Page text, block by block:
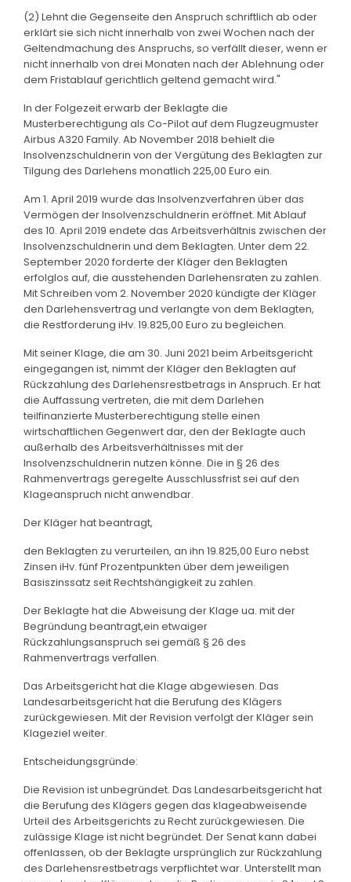
(2) Lehnt die Gegenseite den Anspruch schriftlich ab oder
erklärt sie sich nicht innerhalb von zwei Wochen nach der
Geltendmachung des Anspruchs, so verfällt dieser, wenn er
nicht innerhalb von drei Monaten nach der Ablehnung oder
dem Fristablauf gerichtlich geltend gemacht wird."
In der Folgezeit erwarb der Beklagte die
Musterberechtigung als Co-Pilot auf dem Flugzeugmuster
Airbus A320 Family. Ab November 2018 behielt die
Insolvenzschuldnerin von der Vergütung des Beklagten zur
Tilgung des Darlehens monatlich 225,00 Euro ein.
Am 1. April 2019 wurde das Insolvenzverfahren über das
Vermögen der Insolvenzschuldnerin eröffnet. Mit Ablauf
des 10. April 2019 endete das Arbeitsverhältnis zwischen der
Insolvenzschuldnerin und dem Beklagten. Unter dem 22.
September 2020 forderte der Kläger den Beklagten
erfolglos auf, die ausstehenden Darlehensraten zu zahlen.
Mit Schreiben vom 2. November 2020 kündigte der Kläger
den Darlehensvertrag und verlangte von dem Beklagten,
die Restforderung iHv. 19.825,00 Euro zu begleichen.
Mit seiner Klage, die am 30. Juni 2021 beim Arbeitsgericht
eingegangen ist, nimmt der Kläger den Beklagten auf
Rückzahlung des Darlehensrestbetrags in Anspruch. Er hat
die Auffassung vertreten, die mit dem Darlehen
teilfinanzierte Musterberechtigung stelle einen
wirtschaftlichen Gegenwert dar, den der Beklagte auch
außerhalb des Arbeitsverhältnisses mit der
Insolvenzschuldnerin nutzen könne. Die in § 26 des
Rahmenvertrags geregelte Ausschlussfrist sei auf den
Klageanspruch nicht anwendbar.
Der Kläger hat beantragt,
den Beklagten zu verurteilen, an ihn 19.825,00 Euro nebst
Zinsen iHv. fünf Prozentpunkten über dem jeweiligen
Basiszinssatz seit Rechtshängigkeit zu zahlen.
Der Beklagte hat die Abweisung der Klage ua. mit der
Begründung beantragt,ein etwaiger
Rückzahlungsanspruch sei gemäß § 26 des
Rahmenvertrags verfallen.
Das Arbeitsgericht hat die Klage abgewiesen. Das
Landesarbeitsgericht hat die Berufung des Klägers
zurückgewiesen. Mit der Revision verfolgt der Kläger sein
Klageziel weiter.
Entscheidungsgründe:
Die Revision ist unbegründet. Das Landesarbeitsgericht hat
die Berufung des Klägers gegen das klageabweisende
Urteil des Arbeitsgerichts zu Recht zurückgewiesen. Die
zulässige Klage ist nicht begründet. Der Senat kann dabei
offenlassen, ob der Beklagte ursprünglich zur Rückzahlung
des Darlehensrestbetrags verpflichtet war. Unterstellt man